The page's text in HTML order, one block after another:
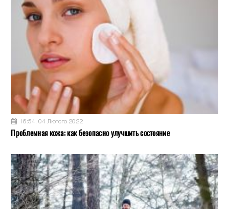
16:54, 04 Лютого 2022
Проблемная кожа: как безопасно улучшить состояние